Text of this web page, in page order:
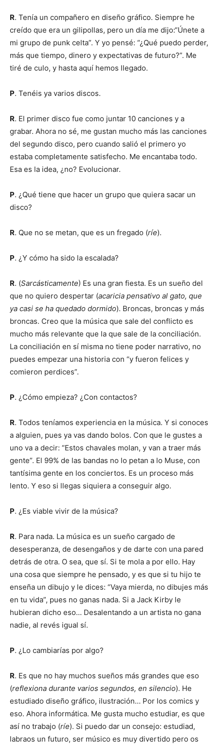
R. Tenía un compañero en diseño gráfico. Siempre he
creído que era un gilipollas, pero un día me dijo:“Únete a
mi grupo de punk celta”. Y yo pensé: “¿Qué puedo perder,
más que tiempo, dinero y expectativas de futuro?”. Me
tiré de culo, y hasta aquí hemos llegado.
P. Tenéis ya varios discos.
R. El primer disco fue como juntar 10 canciones y a
grabar. Ahora no sé, me gustan mucho más las canciones
del segundo disco, pero cuando salió el primero yo
estaba completamente satisfecho. Me encantaba todo.
Esa es la idea, ¿no? Evolucionar.
P. ¿Qué tiene que hacer un grupo que quiera sacar un
disco?
R. Que no se metan, que es un fregado (ríe).
P. ¿Y cómo ha sido la escalada?
R. (Sarcásticamente) Es una gran fiesta. Es un sueño del
que no quiero despertar (acaricia pensativo al gato, que
ya casi se ha quedado dormido). Broncas, broncas y más
broncas. Creo que la música que sale del conflicto es
mucho más relevante que la que sale de la conciliación.
La conciliación en sí misma no tiene poder narrativo, no
puedes empezar una historia con “y fueron felices y
comieron perdices”.
P. ¿Cómo empieza? ¿Con contactos?
R. Todos teníamos experiencia en la música. Y si conoces
a alguien, pues ya vas dando bolos. Con que le gustes a
uno va a decir: “Estos chavales molan, y van a traer más
gente”. El 99% de las bandas no lo petan a lo Muse, con
tantísima gente en los conciertos. Es un proceso más
lento. Y eso si llegas siquiera a conseguir algo.
P. ¿Es viable vivir de la música?
R. Para nada. La música es un sueño cargado de
desesperanza, de desengaños y de darte con una pared
detrás de otra. O sea, que sí. Si te mola a por ello. Hay
una cosa que siempre he pensado, y es que si tu hijo te
enseña un dibujo y le dices: “Vaya mierda, no dibujes más
en tu vida”, pues no ganas nada. Si a Jack Kirby le
hubieran dicho eso… Desalentando a un artista no gana
nadie, al revés igual sí.
P. ¿Lo cambiarías por algo?
R. Es que no hay muchos sueños más grandes que eso
(reflexiona durante varios segundos, en silencio). He
estudiado diseño gráfico, ilustración… Por los comics y
eso. Ahora informática. Me gusta mucho estudiar, es que
así no trabajo (ríe). Si puedo dar un consejo: estudiad,
labraos un futuro, ser músico es muy divertido pero os